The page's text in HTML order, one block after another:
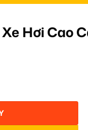
Hơi Cao